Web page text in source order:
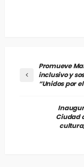
Promueve
inclusivo y
“Unidos por
Ciudad